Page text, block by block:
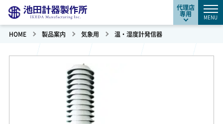
代理店
専用 MENU
HOME 製品案内 気象用 温・湿度計発信器